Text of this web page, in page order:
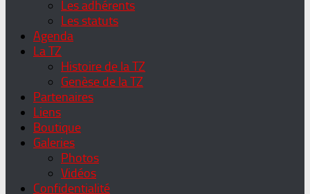
Les adhérents
Les statuts
Agenda
La TZ
Histoire de la TZ
Genèse de la TZ
Partenaires
Liens
Boutique
Galeries
Photos
Vidéos
Confidentialité